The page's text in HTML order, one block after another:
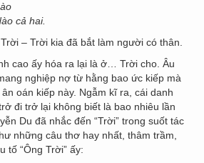
cả hai.
– Trời kia đã bắt làm người có thân.
cao ấy hóa ra lại là ở… Trời cho. Âu
nghiệp nợ từ hằng bao ức kiếp mà
oán kiếp này. Ngẫm kĩ ra, cái danh
đi trở lại không biết là bao nhiêu lần
Du đã nhắc đến “Trời” trong suốt tác
những câu thơ hay nhất, thâm trầm,
tố “Ông Trời” ấy: